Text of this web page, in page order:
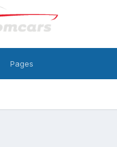
Pages